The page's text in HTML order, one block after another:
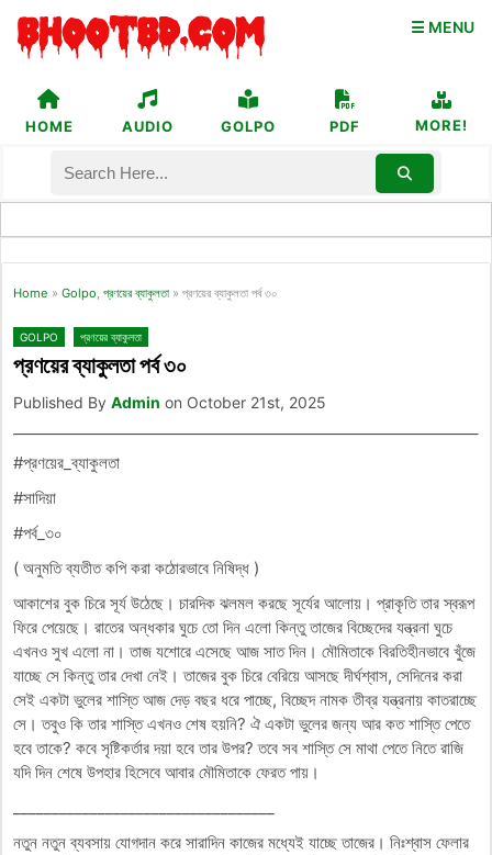
☰ MENU
HOME AUDIO GOLPO PDF MORE!
Home » Golpo, প্রণয়ের ব্যাকুলতা » প্রণয়ের ব্যাকুলতা পর্ব ৩০
GOLPO প্রণয়ের ব্যাকুলতা
প্রণয়ের ব্যাকুলতা পর্ব ৩০
Published By Admin on October 21st, 2025
#প্রণয়ের_ব্যাকুলতা
#সাদিয়া
#পর্ব_৩০
( অনুমতি ব্যতীত কপি করা কঠোরভাবে নিষিদ্ধ )
আকাশের বুক চিরে সূর্য উঠেছে। চারদিক ঝলমল করছে সূর্যের আলোয়। প্রাকৃতি তার স্বরূপ
ফিরে পেয়েছে। রাতের অন্ধকার ঘুচে তো দিন এলো কিন্তু তাজের বিচ্ছেদের যন্ত্রনা ঘুচে
এখনও সুখ এলো না। তাজ যশোরে এসেছে আজ সাত দিন। মৌমিতাকে বিরতিহীনভাবে খুঁজে
যাচ্ছে সে কিন্তু তার দেখা নেই। তাজের বুক চিরে বেরিয়ে আসছে দীর্ঘশ্বাস, সেদিনের করা
সেই একটা ভুলের শাস্তি আজ দেড় বছর ধরে পাচ্ছে, বিচ্ছেদ নামক তীব্র যন্ত্রনায় কাতরাচ্ছে
সে। তবুও কি তার শাস্তি এখনও শেষ হয়নি? ঐ একটা ভুলের জন্য আর কত শাস্তি পেতে
হবে তাকে? কবে সৃষ্টিকর্তার দয়া হবে তার উপর? তবে সব শাস্তি সে মাথা পেতে নিতে রাজি
যদি দিন শেষে উপহার হিসেবে আবার মৌমিতাকে ফেরত পায়।
নতুন নতুন ব্যবসায় যোগদান করে সারাদিন কাজের মধ্যেই যাচ্ছে তাজের। নিঃশ্বাস ফেলার